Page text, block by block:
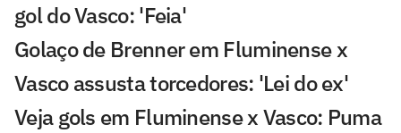
gol do Vasco: 'Feia'
Golaço de Brenner em Fluminense x
Vasco assusta torcedores: 'Lei do ex'
Veja gols em Fluminense x Vasco: Puma